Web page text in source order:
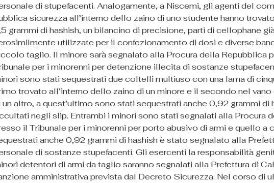
di stupefacenti. Analogamente, a Niscemi, gli agenti del
sicurezza all’interno dello zaino di uno studente hanno
grammi di hashish, un bilancino di precisione, parti di cellophane
utilizzate per il confezionamento di dosi e diverse
taglio. Il minore sarà segnalato alla Procura della Repubblica
per i minorenni per detenzione illecita di sostanze
sono stati sequestrati due coltelli multiuso con una lama di
trovato all’interno dello zaino di un minore e il secondo nel
un altro, a quest’ultimo sono stati sequestrati anche 0,92 grammi di
negli slip. Entrambi i minori sono stati segnalati alla Procura
il Tribunale per i minorenni per porto abusivo di armi e quello a
anche 0,92 grammi di hashish è stato segnalato alla
di sostanze stupefacenti. Gli esercenti la responsabilità
detentori di armi da taglio saranno segnalati alla Prefettura di
amministrativa prevista dal Decreto Sicurezza. Nel corso di